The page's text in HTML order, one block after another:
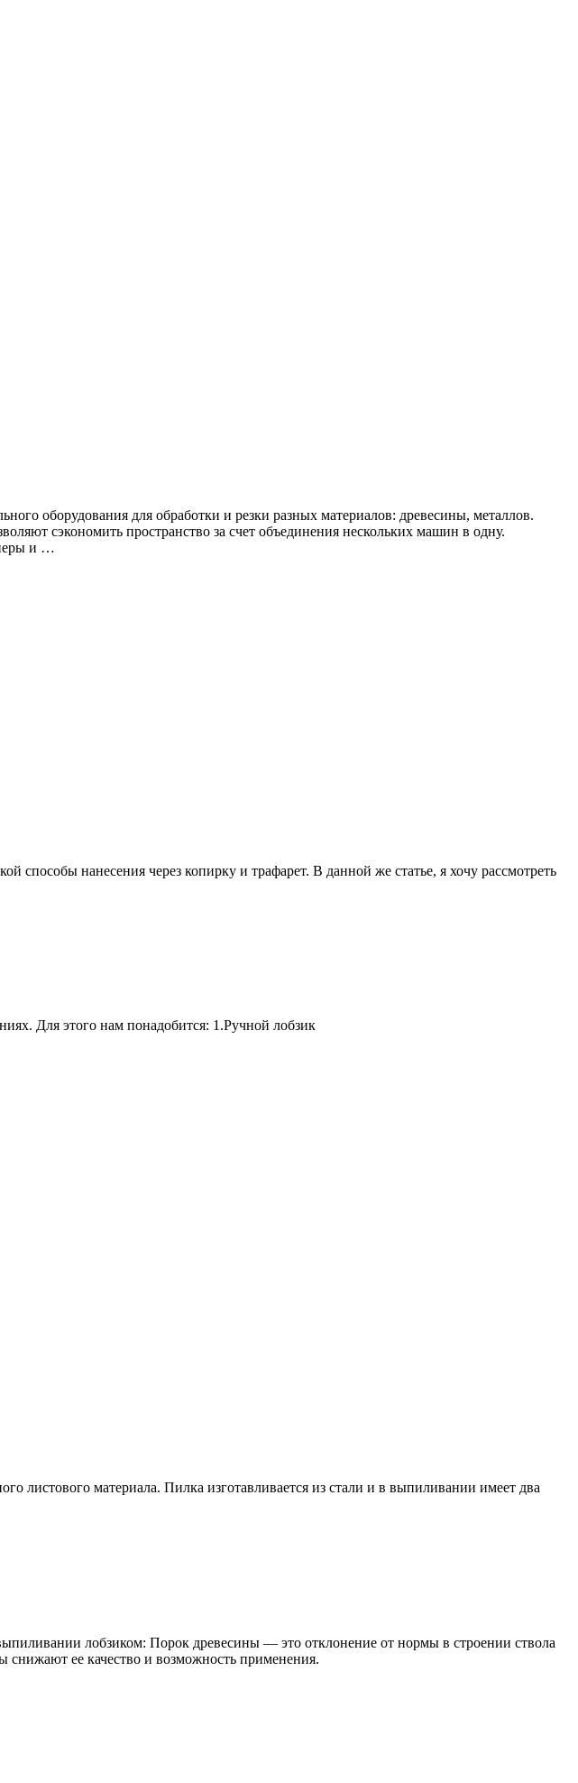
оборудования для обработки и резки разных материалов: древесины, металлов.
сэкономить пространство за счет объединения нескольких машин в одну.
и …
нанесения через копирку и трафарет. В данной же статье, я хочу рассмотреть
Для этого нам понадобится: 1.Ручной лобзик
листового материала. Пилка изготавливается из стали и в выпиливании имеет два
лобзиком: Порок древесины — это отклонение от нормы в строении ствола
ее качество и возможность применения.